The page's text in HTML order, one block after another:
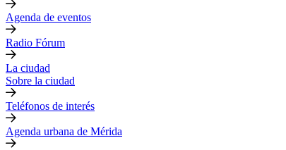
Agenda de eventos
Radio Fórum
La ciudad
Sobre la ciudad
Teléfonos de interés
Agenda urbana de Mérida